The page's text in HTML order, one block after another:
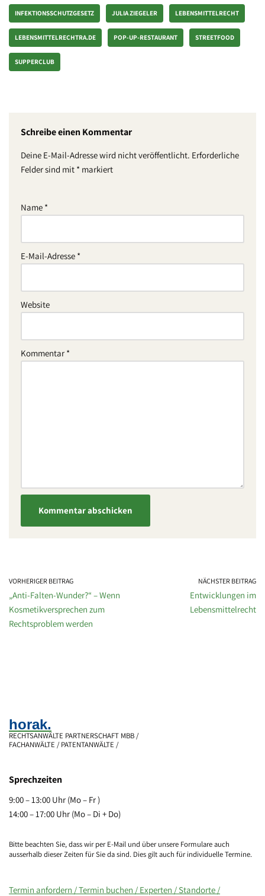
INFEKTIONSSCHUTZGESETZ JULIA ZIEGELER LEBENSMITTELRECHT
LEBENSMITTELRECHTRA.DE POP-UP-RESTAURANT STREETFOOD
SUPPERCLUB
Schreibe einen Kommentar
Deine E-Mail-Adresse wird nicht veröffentlicht. Erforderliche
Felder sind mit * markiert
Name *
E-Mail-Adresse *
Website
Kommentar *
VORHERIGER BEITRAG
„Anti-Falten-Wunder?“ – Wenn
Kosmetikversprechen zum
Rechtsproblem werden
NÄCHSTER BEITRAG
Entwicklungen im
Lebensmittelrecht
horak.
RECHTSANWÄLTE PARTNERSCHAFT MBB /
FACHANWÄLTE / PATENTANWÄLTE /
Sprechzeiten
9:00 – 13:00 Uhr (Mo – Fr )
14:00 – 17:00 Uhr (Mo – Di + Do)
Bitte beachten Sie, dass wir per E-Mail und über unsere Formulare auch
ausserhalb dieser Zeiten für Sie da sind. Dies gilt auch für individuelle Termine.
Termin anfordern /Termin buchen / Experten /Standorte /